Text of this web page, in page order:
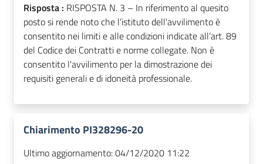
Risposta : RISPOSTA N. 3 – In riferimento al quesito
posto si rende noto che l’istituto dell'avvilimento è
consentito nei limiti e alle condizioni indicate all’art. 89
del Codice dei Contratti e norme collegate. Non è
consentito l'avvilimento per la dimostrazione dei
requisiti generali e di idoneità professionale.
Chiarimento PI328296-20
Ultimo aggiornamento:04/12/2020 11:22